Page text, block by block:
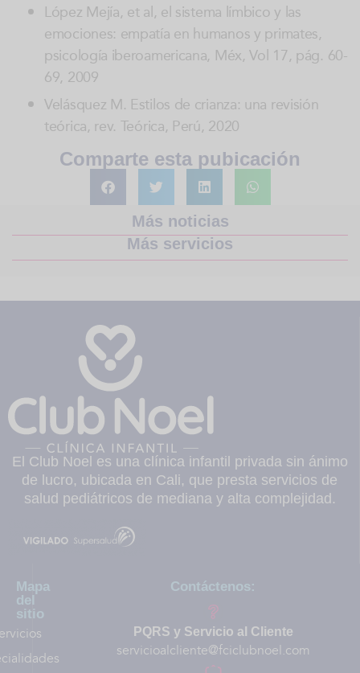
López Mejía, et al, el sistema límbico y las
emociones: empatía en humanos y primates,
psicología iberoamericana, Méx, Vol 17, pág. 60-
69, 2009
Velásquez M. Estilos de crianza: una revisión
teórica, rev. Teórica, Perú, 2020
Comparte esta pubicación
Más noticias
Más servicios
El Club Noel es una clínica infantil privada sin ánimo
de lucro, ubicada en Cali, que presta servicios de
salud pediátricos de mediana y alta complejidad.
Mapa
del
sitio
Contáctenos:
PQRS y Servicio al Cliente
servicioalcliente@fciclubnoel.com